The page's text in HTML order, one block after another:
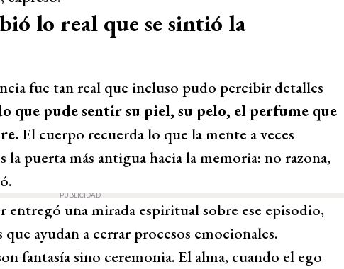
lo real que se sintió la
fue tan real que incluso pudo percibir detalles
que pude sentir su piel, su pelo, el perfume que
El cuerpo recuerda lo que la mente a veces
la puerta más antigua hacia la memoria: no razona,
PUBLICIDAD
entregó una mirada espiritual sobre ese episodio,
ayudan a cerrar procesos emocionales.
fantasía sino ceremonia. El alma, cuando el ego